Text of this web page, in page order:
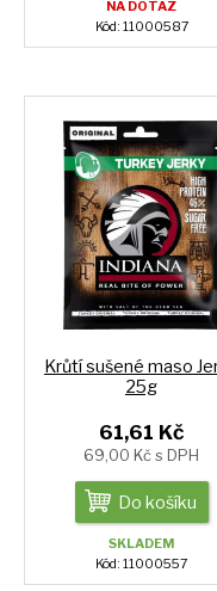
NA DOTAZ
Kód: 11000587
Krůtí sušené maso
25g
61,61 Kč
69,00 Kč s DPH
Do košíku
SKLADEM
Kód: 11000557